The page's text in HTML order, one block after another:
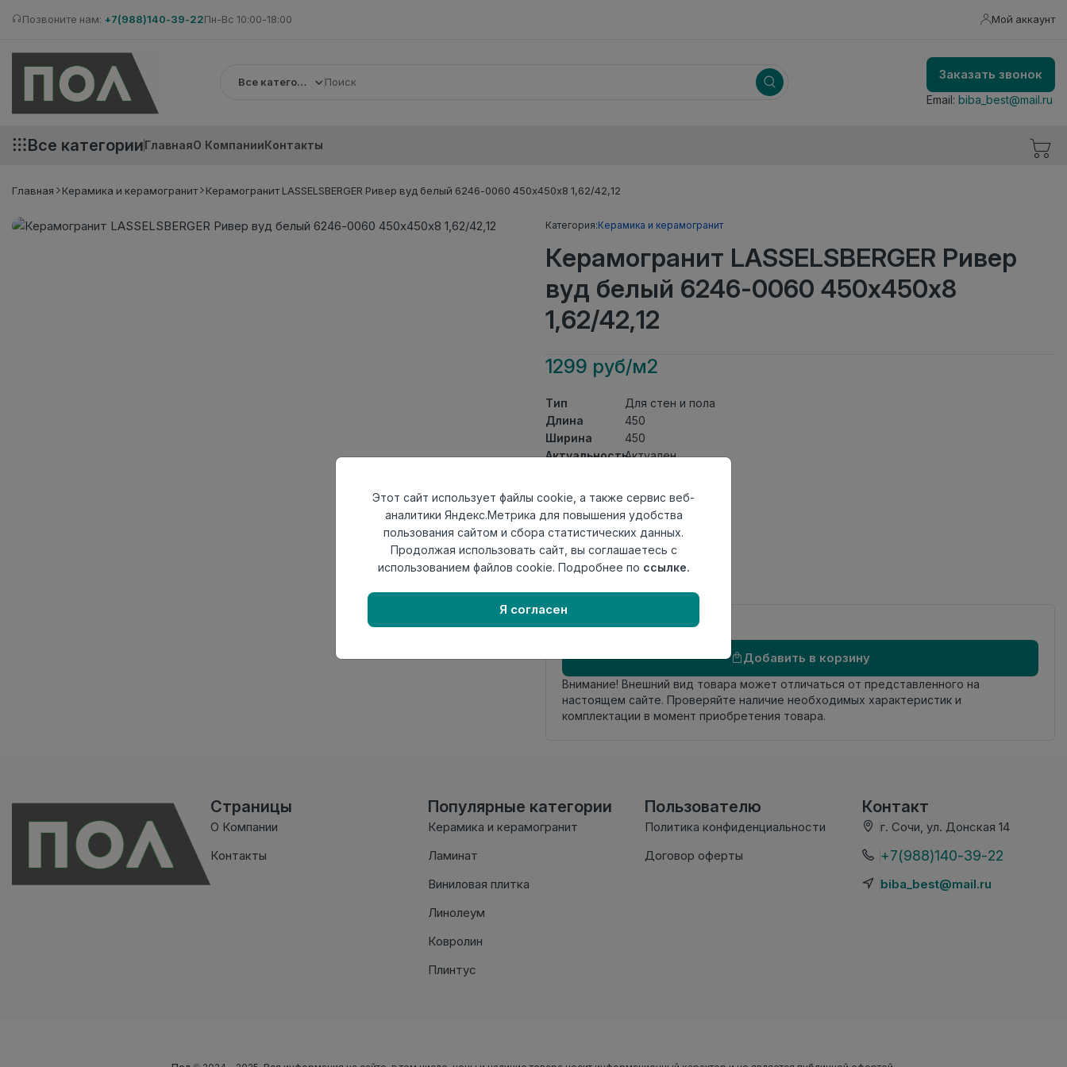
Позвоните нам: +7(988)140-39-22Пн-Вс 10:00-18:00 Мой аккаунт
Все категории
Заказать звонок
Email: biba_best@mail.ru
Все категорииГлавнаяО КомпанииКонтакты
Главная Керамика и керамогранит Керамогранит LASSELSBERGER Ривер вуд белый 6246-0060 450х450х8 1,62/42,12
Категория:Керамика и керамогранит
Керамогранит LASSELSBERGER Ривер
вуд белый 6246-0060 450х450х8
1,62/42,12
1299 руб/м2
Тип
Для стен и пола
Длина
450
Ширина
450
АктуальностьАктуален
группа
Толщина
Поверхность
матовая
Страна
происхождения
Россия
Номер
комплекта
Осталось57 упак
Добавить в корзину
Внимание! Внешний вид товара может отличаться от представленного на
настоящем сайте. Проверяйте наличие необходимых характеристик и
комплектации в момент приобретения товара.
Страницы
О Компании
Контакты
Популярные категории
Керамика и керамогранит
Ламинат
Виниловая плитка
Линолеум
Ковролин
Плинтус
Пользователю
Политика конфиденциальности
Договор оферты
Контакт
г. Сочи, ул. Донская 14
+7(988)140-39-22
biba_best@mail.ru
Этот сайт использует файлы cookie, а также сервис веб-
аналитики Яндекс.Метрика для повышения удобства
пользования сайтом и сбора статистических данных.
Продолжая использовать сайт, вы соглашаетесь с
использованием файлов cookie. Подробнее по ссылке.
Я согласен